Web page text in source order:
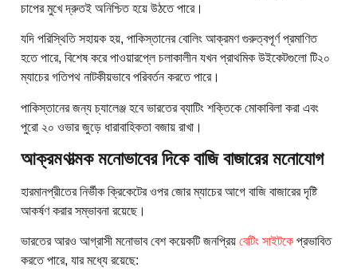
চাপের মুখে দ্রুতই অনিশ্চিত হয়ে উঠতে পারে।
যদি পরিস্থিতি সহায়ক হয়, পাকিস্তানের বোলিং আক্রমণ গুরুত্বপূর্ণ প্রমাণিত
হতে পারে, বিশেষ করে পাওয়ারপ্লে চলাকালীন যখন প্রাথমিক উইকেটগুলো টি২০
ম্যাচের গতিপথ নাটকীয়ভাবে পরিবর্তন করতে পারে।
পাকিস্তানের জন্য চ্যালেঞ্জ হবে ভারতের ব্যাটিং শক্তিকে মোকাবিলা করা এবং
পুরো ২০ ওভার জুড়ে ধারাবাহিকতা বজায় রাখা।
আক্রমণাত্মক মনোভাবের দিকে বাজি বাজারের মনোযোগ
হারমানপ্রীতের নির্ভীক ক্রিকেটের ওপর জোর ম্যাচের আগে বাজি বাজারের দৃষ্টি
আকর্ষণ করার সম্ভাবনা রয়েছে।
ভারতের আরও আগ্রাসী মনোভাব বেশ কয়েকটি জনপ্রিয় বেটিং সাইটকে প্রভাবিত
করতে পারে, যার মধ্যে রয়েছে: